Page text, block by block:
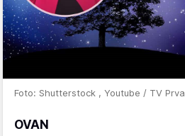
Foto: Shutterstock , Youtube / TV Prva
OVAN